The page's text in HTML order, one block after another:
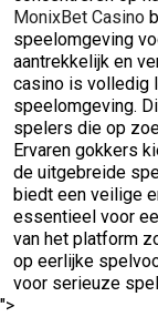
MonixBet Casino
speelomgeving
aantrekkelijk en
casino is volledig
speelomgeving.
spelers die op
Ervaren gokkers
de uitgebreide
biedt een veilige
essentieel voor
van het platform
op eerlijke
voor serieuze
">